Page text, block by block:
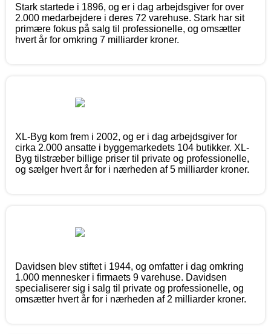
Stark startede i 1896, og er i dag arbejdsgiver for over
2.000 medarbejdere i deres 72 varehuse. Stark har sit
primære fokus på salg til professionelle, og omsætter
hvert år for omkring 7 milliarder kroner.
XL-Byg kom frem i 2002, og er i dag arbejdsgiver for
cirka 2.000 ansatte i byggemarkedets 104 butikker. XL-
Byg tilstræber billige priser til private og professionelle,
og sælger hvert år for i nærheden af 5 milliarder kroner.
Davidsen blev stiftet i 1944, og omfatter i dag omkring
1.000 mennesker i firmaets 9 varehuse. Davidsen
specialiserer sig i salg til private og professionelle, og
omsætter hvert år for i nærheden af 2 milliarder kroner.